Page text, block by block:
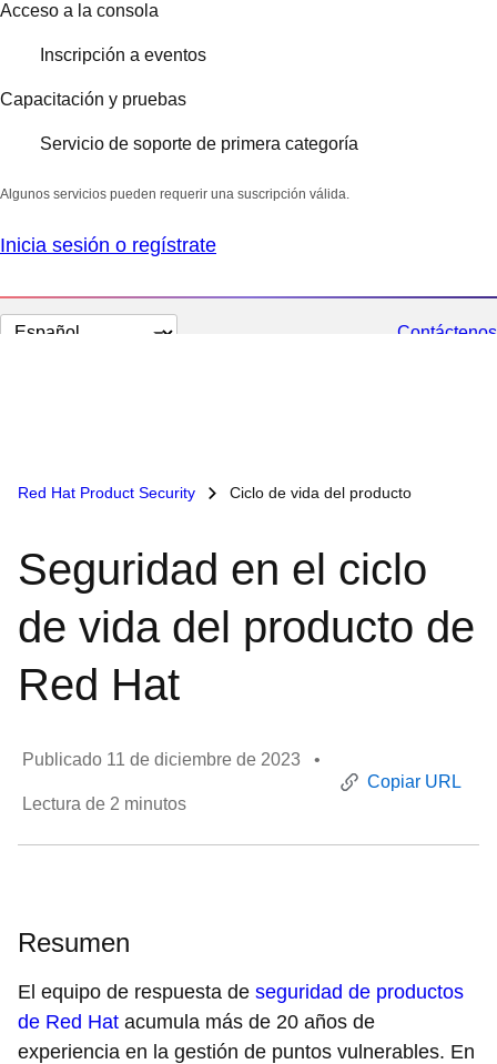
Acceso a la consola
Inscripción a eventos
Capacitación y pruebas
Servicio de soporte de primera categoría
Algunos servicios pueden requerir una suscripción válida.
Inicia sesión o regístrate
Cambiar
Contáctenos
Red Hat Product Security Ciclo de vida del producto
Seguridad en el ciclo
de vida del producto de
Red Hat
Publicado 11 de diciembre de 2023
•
Copiar URL
Resumen
El equipo de respuesta de seguridad de productos
de Red Hat acumula más de 20 años de
experiencia en la gestión de puntos vulnerables. En